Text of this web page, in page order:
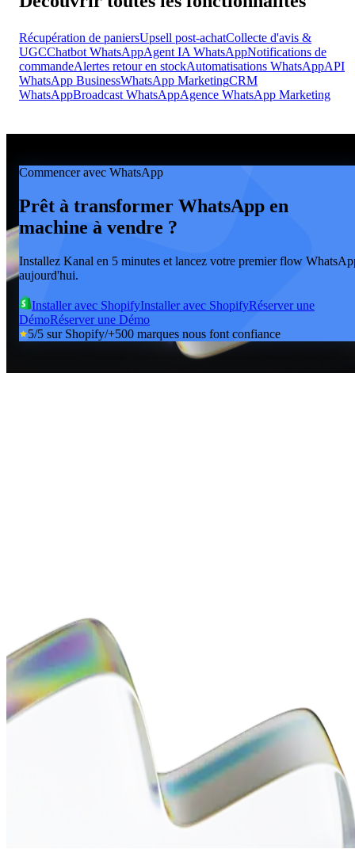
Récupération de paniersUpsell post-achatCollecte d'avis &
UGCChatbot WhatsAppAgent IA WhatsAppNotifications de
commandeAlertes retour en stockAutomatisations WhatsAppAPI
WhatsApp BusinessWhatsApp MarketingCRM
WhatsAppBroadcast WhatsAppAgence WhatsApp Marketing
Commencer avec WhatsApp
Prêt à transformer WhatsApp en
machine à vendre ?
Installez Kanal en 5 minutes et lancez votre premier flow
aujourd'hui.
Installer avec ShopifyInstaller avec ShopifyRéserver une
DémoRéserver une Démo
5/5 sur Shopify/+500 marques nous font confiance